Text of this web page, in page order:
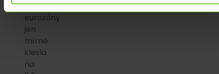
zemích
eurozóny
jen
mírně
klesla
na